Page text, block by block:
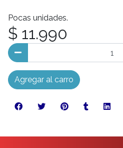
Pocas unidades.
$ 11.990
Agregar al carro